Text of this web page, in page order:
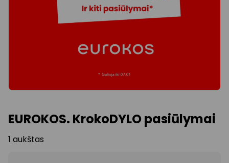
EUROKOS. KrokoDYLO pasiūlymai
1 aukštas